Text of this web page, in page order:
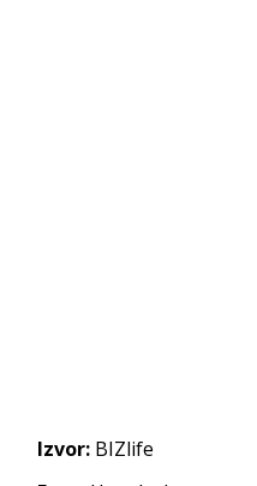
Izvor: BIZlife